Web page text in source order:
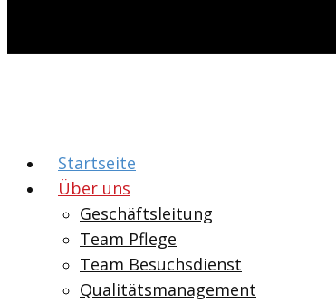
Startseite
Über uns
Geschäftsleitung
Team Pflege
Team Besuchsdienst
Qualitätsmanagement